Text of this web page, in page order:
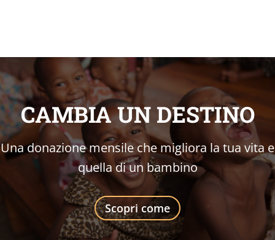
CAMBIA UN DESTINO
Una donazione mensile che migliora la tua vita e
quella di un bambino
Scopri come